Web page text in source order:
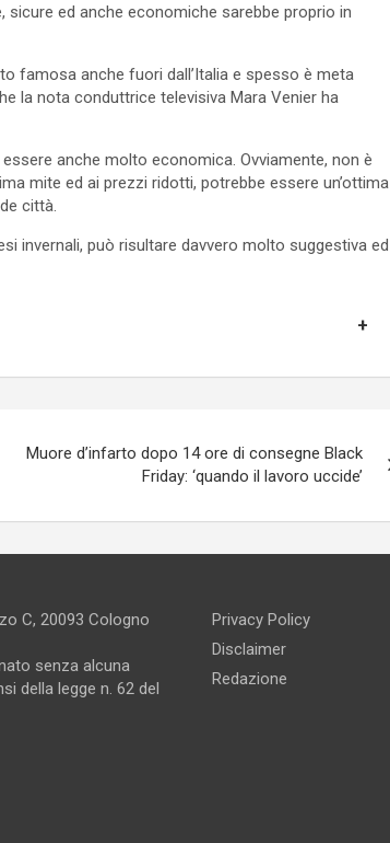
ed anche economiche sarebbe proprio in
famosa anche fuori dall’Italia e spesso è meta
la nota conduttrice televisiva Mara Venier ha
anche molto economica. Ovviamente, non è
mite ed ai prezzi ridotti, potrebbe essere un’ottima
città.
invernali, può risultare davvero molto suggestiva ed
Muore d’infarto dopo 14 ore di consegne Black
Friday: ‘quando il lavoro uccide’
C, 20093 Cologno
senza alcuna
della legge n. 62 del
Privacy Policy
Disclaimer
Redazione